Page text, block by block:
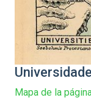
Mapa de la